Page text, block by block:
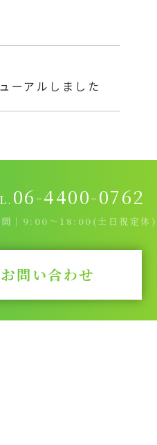
ーアルしました
06-4400-0762
間｜9:00～18:00(土日祝定休)
問い合わせ